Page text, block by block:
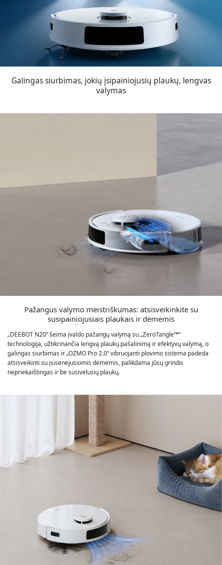
Galingas siurbimas, jokių įsipainiojusių plaukų, lengvas
valymas
Pažangus valymo meistriškumas: atsisveikinkite su
susipainiojusiais plaukais ir dėmėmis
„DEEBOT N20“ šeima įvaldo pažangų valymą su „ZeroTangle™“
technologija, užtikrinančia lengvą plaukų pašalinimą ir efektyvų valymą, o
galingas siurbimas ir „OZMO Pro 2.0“ vibruojanti plovimo sistema padeda
atsisveikinti su įsisenėjusiomis dėmėmis, palikdama jūsų grindis
nepriekaištingas ir be susivėlusių plaukų.